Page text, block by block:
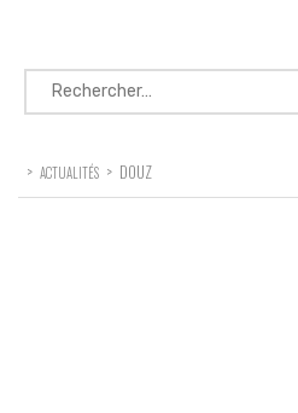
Rechercher :
> ACTUALITÉS > DOUZ